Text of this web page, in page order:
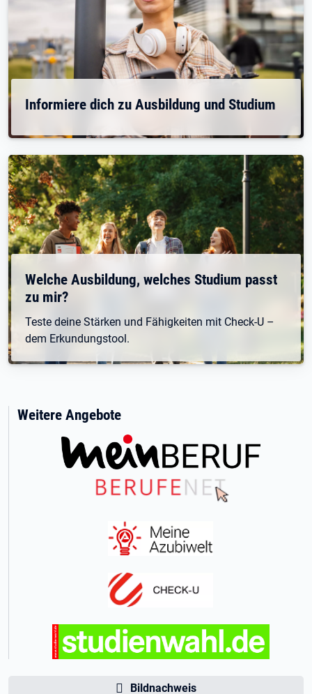
Informiere dich zu Ausbildung und Studium
Welche Ausbildung, welches Studium passt
zu mir?
Teste deine Stärken und Fähigkeiten mit Check-U –
dem Erkundungstool.
Weitere Angebote
Bildnachweis